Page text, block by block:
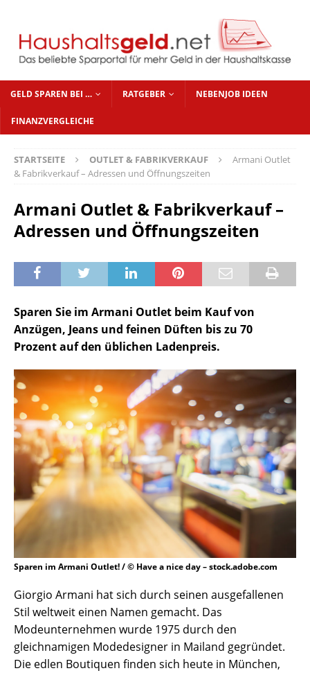
GELD SPAREN BEI … RATGEBER NEBENJOB IDEEN
FINANZVERGLEICHE
STARTSEITE OUTLET & FABRIKVERKAUF
Armani Outlet
& Fabrikverkauf – Adressen und Öffnungszeiten
Armani Outlet & Fabrikverkauf –
Adressen und Öffnungszeiten
Sparen Sie im Armani Outlet beim Kauf von
Anzügen, Jeans und feinen Düften bis zu 70
Prozent auf den üblichen Ladenpreis.
Sparen im Armani Outlet! / © Have a nice day – stock.adobe.com
Giorgio Armani hat sich durch seinen ausgefallenen
Stil weltweit einen Namen gemacht. Das
Modeunternehmen wurde 1975 durch den
gleichnamigen Modedesigner in Mailand gegründet.
Die edlen Boutiquen finden sich heute in München,